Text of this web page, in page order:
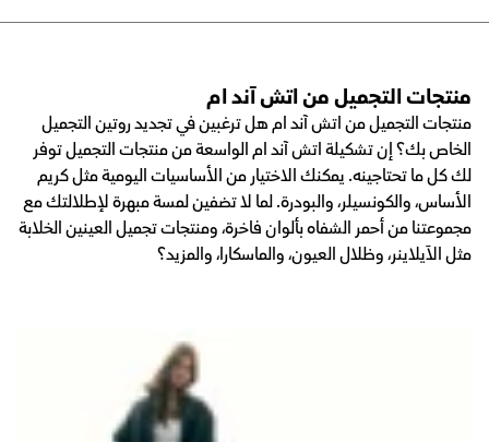
منتجات التجميل من اتش آند ام
منتجات التجميل من اتش آند ام هل ترغبين في تجديد روتين التجميل
الخاص بك؟ إن تشكيلة اتش آند ام الواسعة من منتجات التجميل توفر
لك كل ما تحتاجينه. يمكنك الاختيار من الأساسيات اليومية مثل كريم
الأساس، والكونسيلر، والبودرة. لما لا تضفين لمسة مبهرة لإطلالتك مع
مجموعتنا من أحمر الشفاه بألوان فاخرة، ومنتجات تجميل العينين الخلابة
مثل الآيلاينر، وظلال العيون، والماسكارا، والمزيد؟